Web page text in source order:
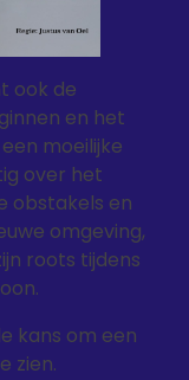
ook de
en het
moeilijke
over het
obstakels en
omgeving,
roots tijdens
kans om een
zien.